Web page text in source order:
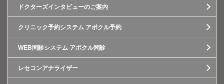
ドクターズインタビューのご案内
クリニック予約システム アポクル予約
WEB問診システム アポクル問診
レセコンアナライザー